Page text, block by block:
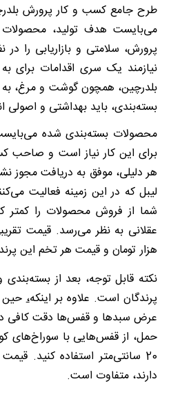
طرح جامع کسب‌ و کار پرورش
می‌بایست هدف تولید، محصولات
پرورش، سلامتی و بازاریابی را
نیازمند یک سری اقدامات برای
بلدرچین، همچون گوشت و مرغ،
بسته‌بندی، باید بهداشتی و اصولی
محصولات بسته‌بندی شده
برای این کار نیاز است و صاحب
هر دلیلی، موفق به دریافت مجوز
لیبل که در این زمینه فعالیت
شما از فروش محصولات را کمتر
هزار تومان و قیمت هر تخم این پرنده
نکته قابل توجه، بعد از
پرندگان است. علاوه بر اینکه،حین
عرض سبدها و قفس‌ها دقت کافی
20 سانتی‌متر استفاده کنید.
دارند، متفاوت است.